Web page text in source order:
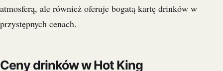
atmosferą, ale również oferuje bogatą kartę drinków w
przystępnych cenach.
Ceny drinków w Hot King